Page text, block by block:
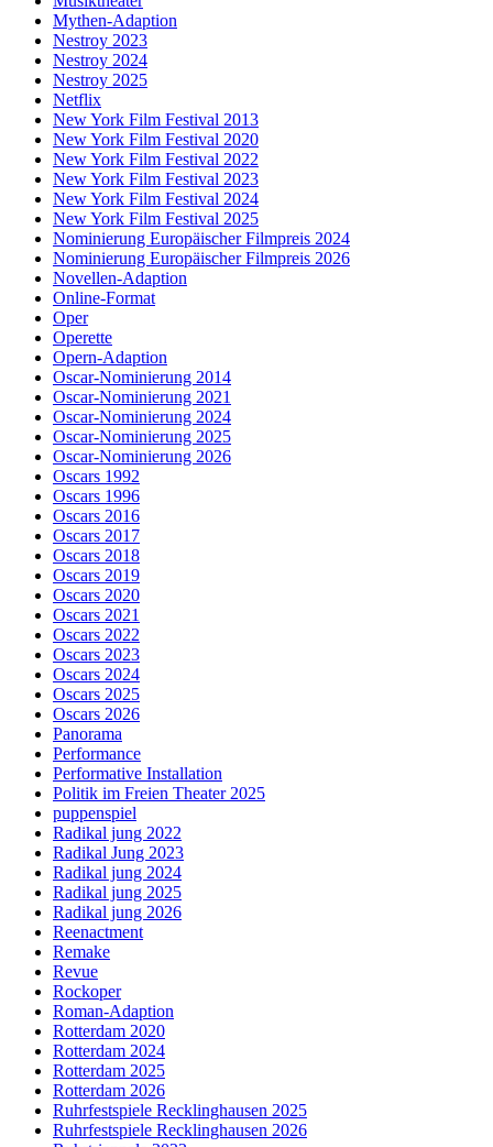
Mythen-Adaption
Nestroy 2023
Nestroy 2024
Nestroy 2025
Netflix
New York Film Festival 2013
New York Film Festival 2020
New York Film Festival 2022
New York Film Festival 2023
New York Film Festival 2024
New York Film Festival 2025
Nominierung Europäischer Filmpreis 2024
Nominierung Europäischer Filmpreis 2026
Novellen-Adaption
Online-Format
Oper
Operette
Opern-Adaption
Oscar-Nominierung 2014
Oscar-Nominierung 2021
Oscar-Nominierung 2024
Oscar-Nominierung 2025
Oscar-Nominierung 2026
Oscars 1992
Oscars 1996
Oscars 2016
Oscars 2017
Oscars 2018
Oscars 2019
Oscars 2020
Oscars 2021
Oscars 2022
Oscars 2023
Oscars 2024
Oscars 2025
Oscars 2026
Panorama
Performance
Performative Installation
Politik im Freien Theater 2025
puppenspiel
Radikal jung 2022
Radikal Jung 2023
Radikal jung 2024
Radikal jung 2025
Radikal jung 2026
Reenactment
Remake
Revue
Rockoper
Roman-Adaption
Rotterdam 2020
Rotterdam 2024
Rotterdam 2025
Rotterdam 2026
Ruhrfestspiele Recklinghausen 2025
Ruhrfestspiele Recklinghausen 2026